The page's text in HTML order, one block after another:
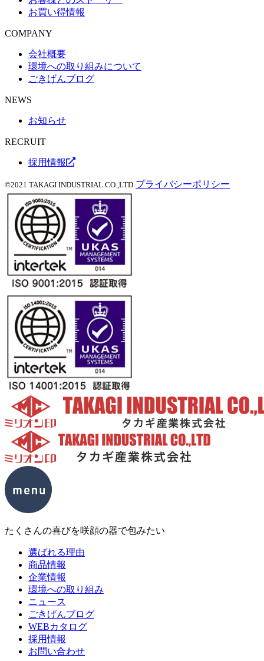
お買い得情報
COMPANY
会社概要
環境への取り組みについて
ごきげんブログ
NEWS
お知らせ
RECRUIT
採用情報
©2021 TAKAGI INDUSTRIAL CO.,LTD プライバシーポリシー
たくさんの喜びを咲顔の器で包みたい
選ばれる理由
商品情報
企業情報
環境への取り組み
ニュース
ごきげんブログ
WEBカタログ
採用情報
お問い合わせ